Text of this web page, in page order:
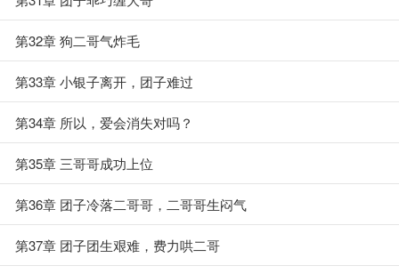
第32章 狗二哥气炸毛
第33章 小银子离开，团子难过
第34章 所以，爱会消失对吗？
第35章 三哥哥成功上位
第36章 团子冷落二哥哥，二哥哥生闷气
第37章 团子团生艰难，费力哄二哥